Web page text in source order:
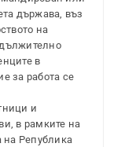
държава, въз
на
в
за работа се
и
в рамките на
на Република